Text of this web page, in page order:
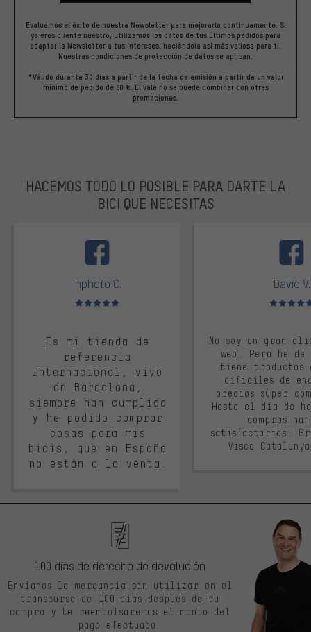
Evaluamos el éxito de nuestra Newsletter para mejorarla continuamente. Si
ya eres cliente nuestro, utilizamos los datos de tus últimos pedidos para
adaptar la Newsletter a tus intereses, haciéndola así más valiosa para ti.
Nuestras condiciones de protección de datos se aplican.
*Válido durante 30 días a partir de la fecha de emisión a partir de un valor
mínimo de pedido de 60 €. El vale no se puede combinar con otras
promociones.
HACEMOS TODO LO POSIBLE PARA DARTE LA
BICI QUE NECESITAS
Inphoto C.
Valoración media: 5 de 5
Es mi tienda de
referencia
Internacional, vivo
en Barcelona,
siempre han cumplido
y he podido comprar
cosas para mis
bicis, que en España
no están a la venta.
David V.
Valoración
No soy un gran
web. Pero he
tiene productos
difíciles de
precios súper
Hasta el día de
compras
satisfactorios.
Visca
100 días de derecho de devolución
Envíanos la mercancía sin utilizar en el
transcurso de 100 días después de tu
compra y te reembolsaremos el monto del
pago efectuado.